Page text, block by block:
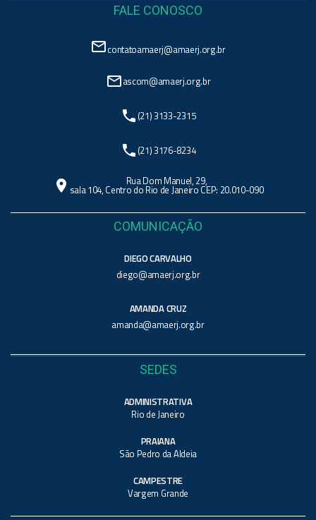
FALE CONOSCO
mail_outlinecontatoamaerj@amaerj.org.br
mail_outlineascom@amaerj.org.br
phone (21) 3133-2315
phone (21) 3176-8234
location_on Rua Dom Manuel, 29,
sala 104, Centro do Rio de Janeiro CEP: 20.010-090
COMUNICAÇÃO
DIEGO CARVALHO
diego@amaerj.org.br
AMANDA CRUZ
amanda@amaerj.org.br
SEDES
ADMINISTRATIVA
Rio de Janeiro
PRAIANA
São Pedro da Aldeia
CAMPESTRE
Vargem Grande